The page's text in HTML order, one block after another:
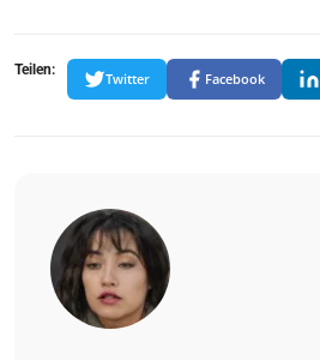
Teilen:
Twitter Facebook